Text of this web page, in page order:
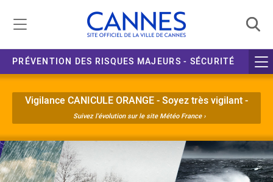
PRÉVENTION DES RISQUES MAJEURS - SÉCURITÉ
Vigilance CANICULE ORANGE - Soyez très vigilant -
Suivez l'évolution sur le site Météo France ›